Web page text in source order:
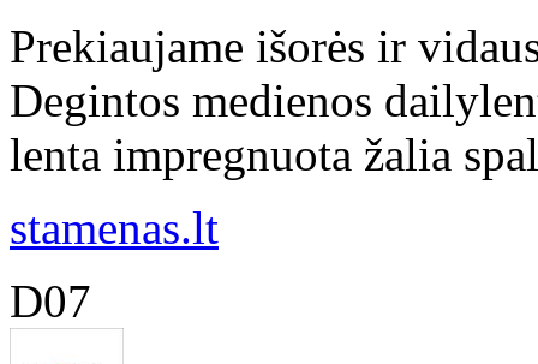
Prekiaujame išorės ir
Degintos medienos
lenta impregnuota žalia
stamenas.lt
D07